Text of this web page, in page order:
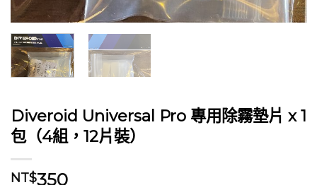
Diveroid Universal Pro 專用除霧墊片 x 1
包（4組，12片裝）
NT$350